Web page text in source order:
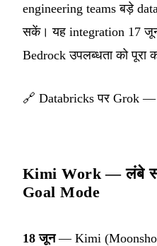
engineering teams बड़े
सकें। यह integration 17 जून
Bedrock उपलब्धता को पूरा
🔗 Databricks पर Grok
Kimi Work — लंबे
Goal Mode
18 जून— Kimi